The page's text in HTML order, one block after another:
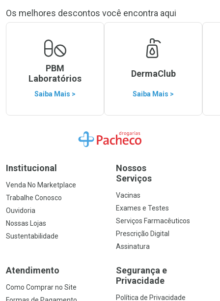
Os melhores descontos você encontra aqui
PBM
Laboratórios
Saiba Mais >
DermaClub
Saiba Mais >
Ir para a Home
Institucional
Venda No Marketplace
Trabalhe Conosco
Ouvidoria
Nossas Lojas
Sustentabilidade
Nossos
Serviços
Vacinas
Exames e Testes
Serviços Farmacêuticos
Prescrição Digital
Assinatura
Atendimento
Como Comprar no Site
Segurança e
Privacidade
Política de Privacidade